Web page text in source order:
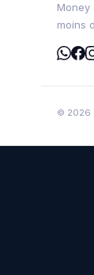
Money
moins
© 2026